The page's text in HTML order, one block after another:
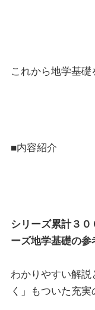
これから地学基礎
■内容紹介
シリーズ累計３
ーズ地学基礎の参
わかりやすい解説
く」もついた充実